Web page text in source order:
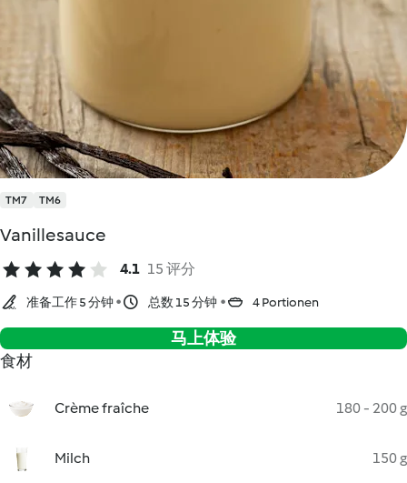
TM7 TM6
Vanillesauce
4.1 15 评分
准备工作 5 分钟 总数 15 分钟 4 Portionen
马上体验
食材
Crème fraîche 180 - 200 g
Milch 150 g